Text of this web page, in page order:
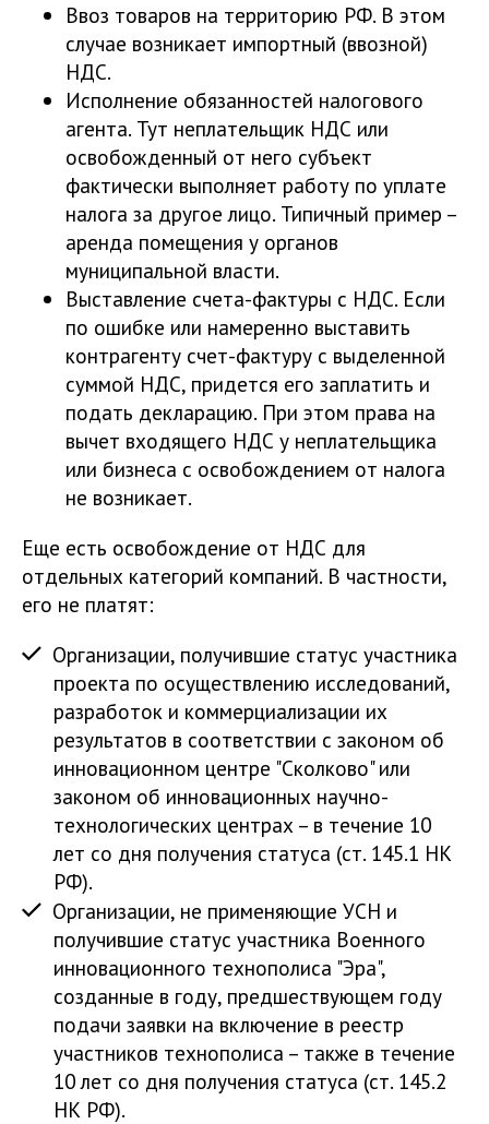
Ввоз товаров на территорию РФ. В этом
случае возникает импортный (ввозной)
НДС.
Исполнение обязанностей налогового
агента. Тут неплательщик НДС или
освобожденный от него субъект
фактически выполняет работу по уплате
налога за другое лицо. Типичный пример –
аренда помещения у органов
муниципальной власти.
Выставление счета-фактуры с НДС. Если
по ошибке или намеренно выставить
контрагенту счет-фактуру с выделенной
суммой НДС, придется его заплатить и
подать декларацию. При этом права на
вычет входящего НДС у неплательщика
или бизнеса с освобождением от налога
не возникает.
Еще есть освобождение от НДС для
отдельных категорий компаний. В частности,
его не платят:
Организации, получившие статус участника
проекта по осуществлению исследований,
разработок и коммерциализации их
результатов в соответствии с законом об
инновационном центре "Сколково" или
законом об инновационных научно-
технологических центрах – в течение 10
лет со дня получения статуса (ст. 145.1 НК
РФ).
Организации, не применяющие УСН и
получившие статус участника Военного
инновационного технополиса "Эра",
созданные в году, предшествующем году
подачи заявки на включение в реестр
участников технополиса – также в течение
10 лет со дня получения статуса (ст. 145.2
НК РФ).